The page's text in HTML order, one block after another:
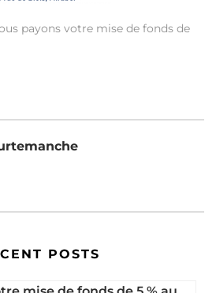
payons votre mise de fonds de
POSTS